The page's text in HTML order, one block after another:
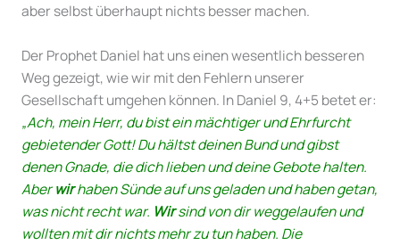
aber selbst überhaupt nichts besser machen.
Der Prophet Daniel hat uns einen wesentlich besseren
Weg gezeigt, wie wir mit den Fehlern unserer
Gesellschaft umgehen können. In Daniel 9, 4+5 betet er:
„Ach, mein Herr, du bist ein mächtiger und Ehrfurcht
gebietender Gott! Du hältst deinen Bund und gibst
denen Gnade, die dich lieben und deine Gebote halten.
Aberwirhaben Sünde auf uns geladen und haben getan,
was nicht recht war. Wirsind von dir weggelaufen und
wollten mit dir nichts mehr zu tun haben. Die